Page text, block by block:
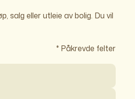
salg eller utleie av bolig. Du vil
* Påkrevde felter